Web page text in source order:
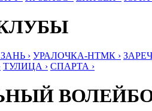
› УРАЛОЧКА-НТМК ›
ТУЛИЦА › СПАРТА ›